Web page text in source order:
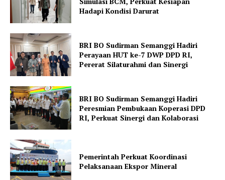
Hadapi Kondisi Darurat
BRI BO Sudirman Semanggi Hadiri
Perayaan HUT ke-7 DWP DPD RI,
Pererat Silaturahmi dan Sinergi
BRI BO Sudirman Semanggi Hadiri
Peresmian Pembukaan Koperasi DPD
RI, Perkuat Sinergi dan Kolaborasi
Pemerintah Perkuat Koordinasi
Pelaksanaan Ekspor Mineral